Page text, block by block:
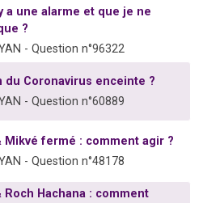
49 places pour étudier en groupe sur Zoom
de donner son Maasser
de donner son Maasser
a une alarme et que je ne
?
- Question n°96322
du Coronavirus enceinte ?
- Question n°60889
Mikvé fermé : comment agir ?
- Question n°48178
Roch Hachana : comment